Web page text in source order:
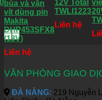
búa và vặn
vít dùng pin
Makita
DHP453SFX8
(18V)
Liên hệ
12V Total
TWLI1223
Liên hệ
VĂN PHÒNG GIAO
ĐÀ NẴNG: 219 Nguyễn